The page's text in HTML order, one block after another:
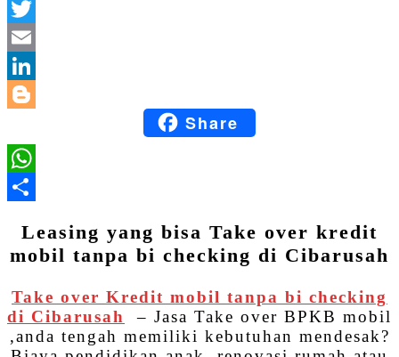
BloggerShare
Leasing yang bisa Take over kredit
mobil tanpa bi checking di Cibarusah
Take over Kredit mobil tanpa bi checking
di Cibarusah
– Jasa Take over BPKB mobil
,anda tengah memiliki kebutuhan mendesak?